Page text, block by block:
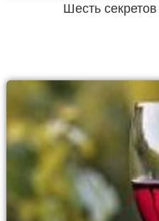
Шесть